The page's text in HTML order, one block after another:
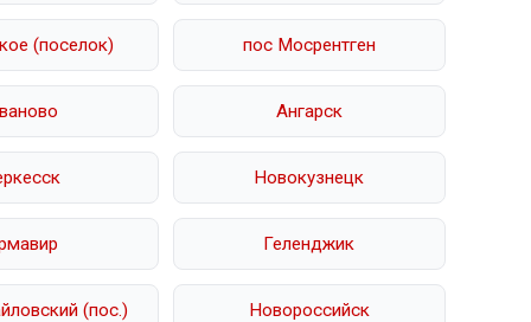
(поселок) пос Мосрентген
Ангарск
Новокузнецк
Геленджик
(пос.) Новороссийск